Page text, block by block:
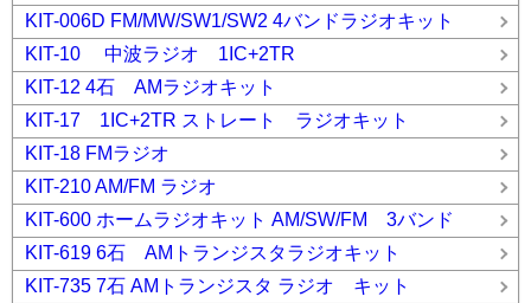
KIT-006D FM/MW/SW1/SW2 4バンドラジオキット
KIT-10 中波ラジオ 1IC+2TR
KIT-12 4石 AMラジオキット
KIT-17 1IC+2TR ストレート ラジオキット
KIT-18 FMラジオ
KIT-210 AM/FM ラジオ
KIT-600 ホームラジオキット AM/SW/FM 3バンド
KIT-619 6石 AMトランジスタラジオキット
KIT-735 7石 AMトランジスタ ラジオ キット